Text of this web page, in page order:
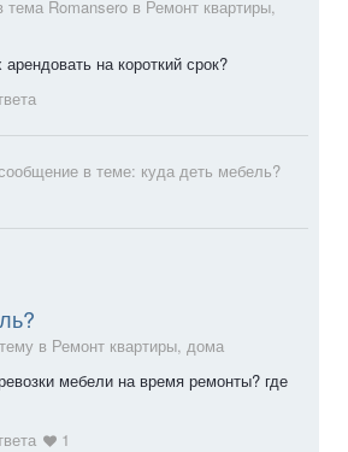
тема Romansero в Ремонт квартиры,
на короткий срок?
в теме: куда деть мебель?
в Ремонт квартиры, дома
мебели на время ремонты? где
1